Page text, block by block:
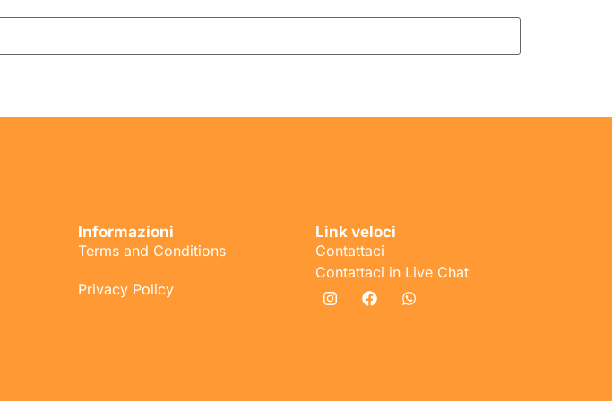
Informazioni
Terms and Conditions
Privacy Policy
Link veloci
Contattaci
Contattaci in Live Chat